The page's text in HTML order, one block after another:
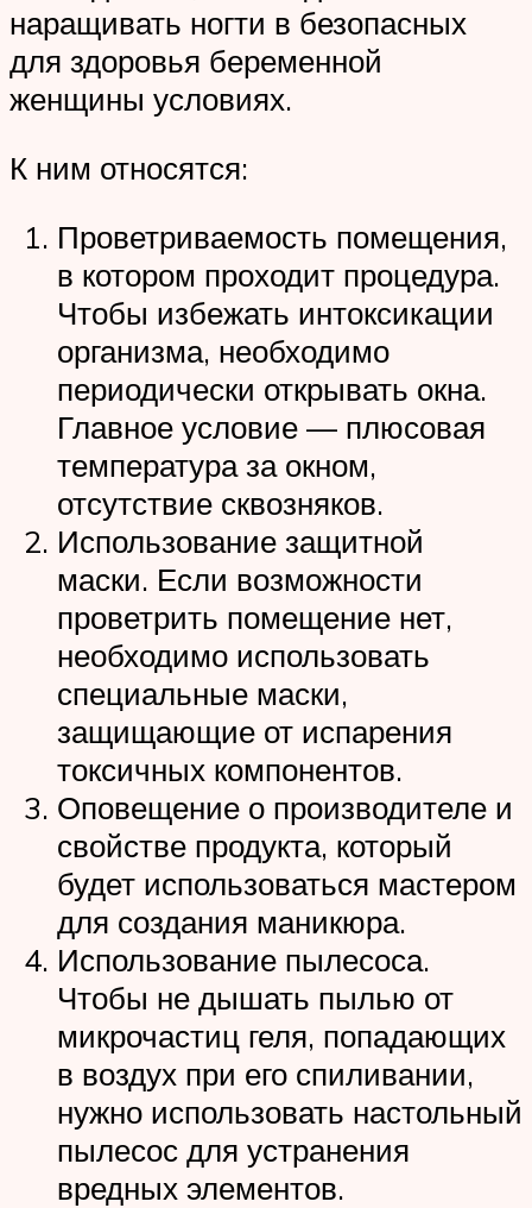
наращивать ногти в безопасных
для здоровья беременной
женщины условиях.
К ним относятся:
Проветриваемость помещения,
в котором проходит процедура.
Чтобы избежать интоксикации
организма, необходимо
периодически открывать окна.
Главное условие — плюсовая
температура за окном,
отсутствие сквозняков.
Использование защитной
маски. Если возможности
проветрить помещение нет,
необходимо использовать
специальные маски,
защищающие от испарения
токсичных компонентов.
Оповещение о производителе и
свойстве продукта, который
будет использоваться мастером
для создания маникюра.
Использование пылесоса.
Чтобы не дышать пылью от
микрочастиц геля, попадающих
в воздух при его спиливании,
нужно использовать настольный
пылесос для устранения
вредных элементов.